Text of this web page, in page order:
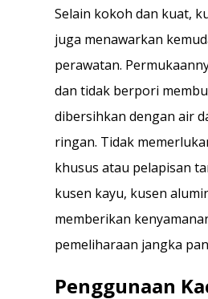
Selain kokoh dan kuat,
juga menawarkan
perawatan.
dan tidak berpori
dibersihkan dengan air
ringan. Tidak
khusus atau pelapisan
kusen kayu, kusen
memberikan
pemeliharaan jangka
Penggunaan